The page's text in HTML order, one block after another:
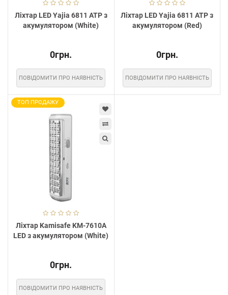
Ліхтар LED Yajia 6811 ATP з
акумулятором (White)
0грн.
ПОВІДОМИТИ ПРО НАЯВНІСТЬ
Ліхтар LED Yajia 6811 ATP з
акумулятором (Red)
0грн.
ПОВІДОМИТИ ПРО НАЯВНІСТЬ
ТОП ПРОДАЖУ
Ліхтар Kamisafe KM-7610A
LED з акумулятором (White)
0грн.
ПОВІДОМИТИ ПРО НАЯВНІСТЬ